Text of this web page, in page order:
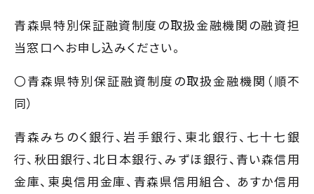
青森県特別保証融資制度の取扱金融機関の融資担
当窓口へお申し込みください。
〇青森県特別保証融資制度の取扱金融機関（順不
同）
青森みちのく銀行、岩手銀行、東北銀行、七十七銀
行、秋田銀行、北日本銀行、みずほ銀行、青い森信用
金庫、東奥信用金庫、青森県信用組合、 あすか信用